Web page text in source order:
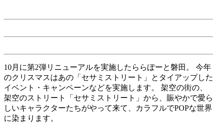
10月に第2弾リニューアルを実施したららぽーと磐田。 今年
のクリスマスはあの「セサミストリート」とタイアップした
イベント・キャンペーンなどを実施します。 架空の街の、
架空のストリート「セサミストリート」から、賑やかで愛ら
しいキャラクターたちがやって来て、カラフルでPOPな世界
に染まります。